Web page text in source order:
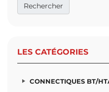
LES CATÉGORIES
CONNECTIQUES BT/